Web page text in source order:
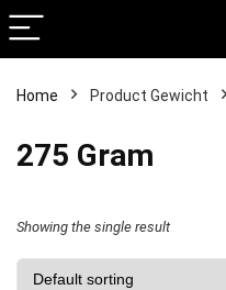
Home Product Gewicht
‎275 Gram
Showing the single result